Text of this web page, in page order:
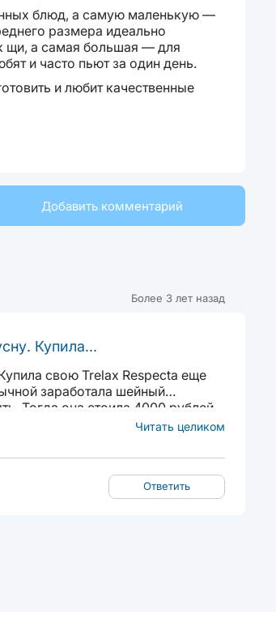
блюд, а самую маленькую —
размера идеально
щи, а самая большая — для
и часто пьют за один день.
и любит качественные
Добавить комментарий
Более 3 лет назад
Купила...
свою Trelax Respecta еще
заработала шейный
Тогда она стоила 4000 рублей,
примерно неделю....Читать целиком
Ответить